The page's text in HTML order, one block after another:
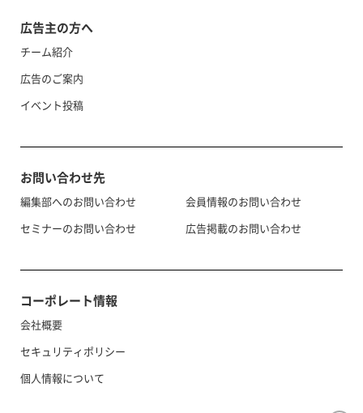
広告主の方へ
チーム紹介
広告のご案内
イベント投稿
お問い合わせ先
編集部へのお問い合わせ
セミナーのお問い合わせ
会員情報のお問い合わせ
広告掲載のお問い合わせ
コーポレート情報
会社概要
セキュリティポリシー
個人情報について